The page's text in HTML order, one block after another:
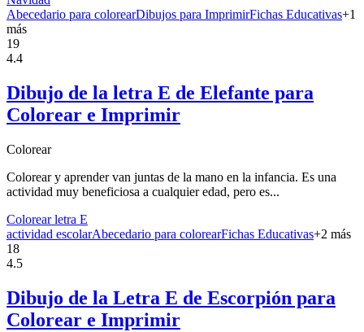
Abecedario para colorearDibujos para ImprimirFichas Educativas+1
más
19
4.4
Dibujo de la letra E de Elefante para
Colorear e Imprimir
Colorear
Colorear y aprender van juntas de la mano en la infancia. Es una
actividad muy beneficiosa a cualquier edad, pero es...
Colorear letra E
actividad escolarAbecedario para colorearFichas Educativas+2 más
18
4.5
Dibujo de la Letra E de Escorpión para
Colorear e Imprimir